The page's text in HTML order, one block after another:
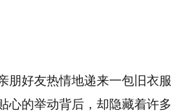
朋好友热情地递来一包旧衣
心的举动背后，却隐藏着许